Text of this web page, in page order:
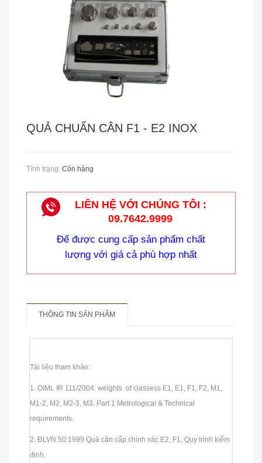
CÂN TREO METTLER - TOLEDO
CÂN TREO ĐIỆN TỬ HÀN QUỐC
QUẢ CHUẨN CÂN F1 - E2 INOX
Tình trạng: Còn hàng
LIÊN HỆ VỚI CHÚNG TÔI :
09.7642.9999
Để được cung cấp sản phẩm chất
lượng với giá cả phù hợp nhất
THÔNG TIN SẢN PHẨM
Tài liệu tham khảo:
1. OIML IR 111/2004: weights of classess E1, E1, F1, F2, M1,
M1-2, M2, M2-3, M3. Part 1 Metrological & Technical
requirements.
2. ĐLVN 50:1999 Quả cân cấp chính xác E2, F1, Quy trình kiểm
định.